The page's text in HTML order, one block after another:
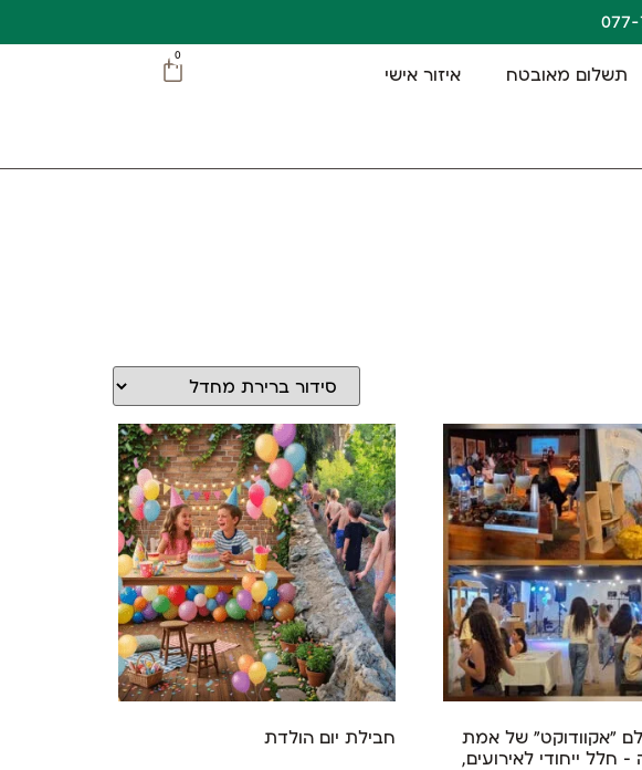
תשלום מאובטח איזור אישי
0
"אקוודוקט" של אמת
חלל ייחודי לאירועים,
חבילת יום הולדת